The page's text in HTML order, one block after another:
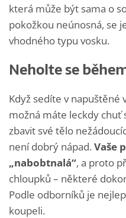
která může být sama o
pokožkou neúnosná, se
vhodného typu vosku.
Neholte se
Když sedíte v napuštěné
možná máte leckdy chuť
zbavit své tělo
není dobrý nápad. Vaše
„nabobtnalá“, a proto
chloupků – některé
Podle odborníků je
koupeli.